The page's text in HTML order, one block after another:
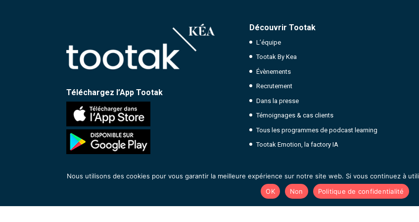
Téléchargez l’App Tootak
Découvrir Tootak
L’équipe
Tootak By Kea
Évènements
Recrutement
Dans la presse
Témoignages & cas clients
Tous les programmes de podcast learning
Tootak Emotion, la factory IA
Nous utilisons des cookies pour vous garantir la meilleure expérience sur notre site web. Si vous continuez à
OK
Non Politique de confidentialité